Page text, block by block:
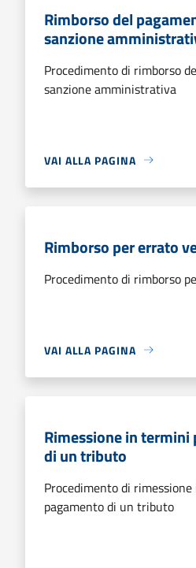
Rimborso del
sanzione
Procedimento di rimborso
sanzione amministrativa
VAI ALLA PAGINA
Rimborso per errato
Procedimento di rimborso
VAI ALLA PAGINA
Rimessione in termini
di un tributo
Procedimento di
pagamento di un tributo